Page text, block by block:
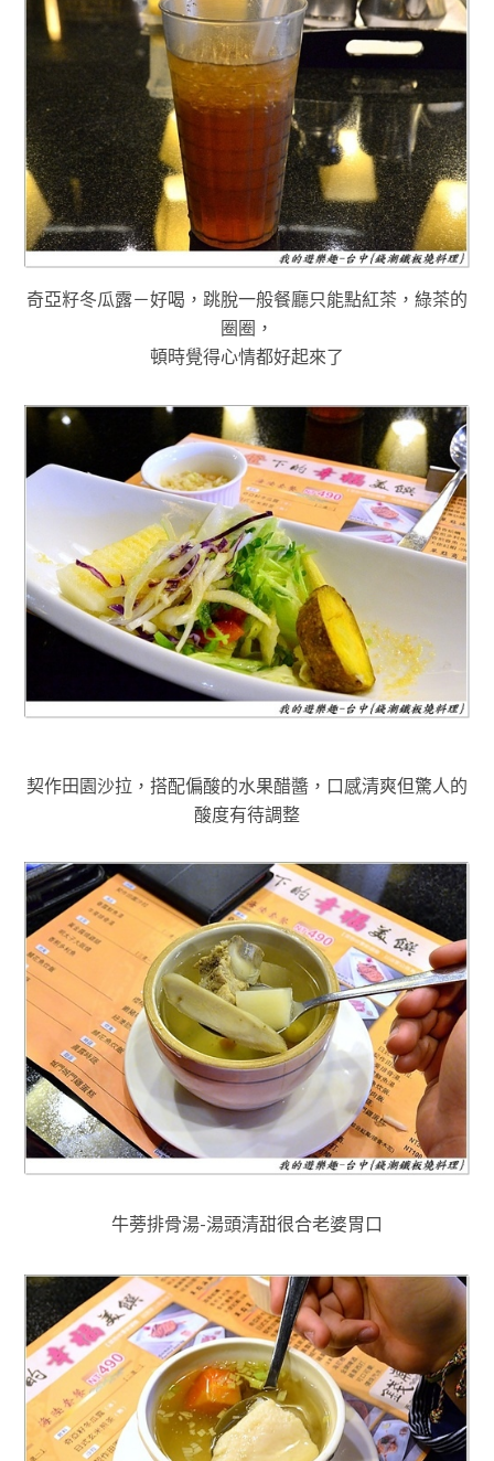
奇亞籽冬瓜露－好喝，跳脫一般餐廳只能點紅茶，綠茶的
圈圈，
頓時覺得心情都好起來了
契作田園沙拉，搭配偏酸的水果醋醬，口感清爽但驚人的
酸度有待調整
牛蒡排骨湯-湯頭清甜很合老婆胃口